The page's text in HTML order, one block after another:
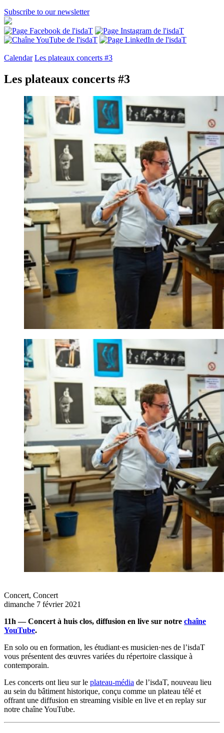
Subscribe to our newsletter
Calendar Les plateaux concerts #3
Les plateaux concerts #3
Concert, Concert
dimanche 7 février 2021
11h — Concert à huis clos, diffusion en live sur notre chaîne
YouTube.
En solo ou en formation, les étudiant·es musicien·nes de l’isdaT
vous présentent des œuvres variées du répertoire classique à
contemporain.
Les concerts ont lieu sur le plateau-média de l’isdaT, nouveau lieu
au sein du bâtiment historique, conçu comme un plateau télé et
offrant une diffusion en streaming visible en live et en replay sur
notre chaîne YouTube.